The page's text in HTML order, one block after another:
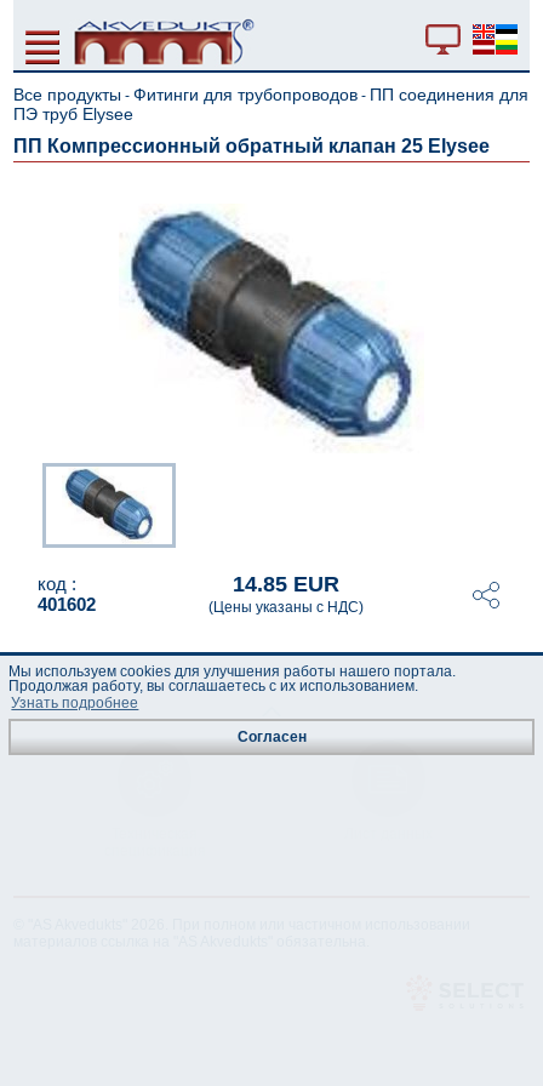
Все продукты -Фитинги для трубопроводов - ПП соединения для
ПЭ труб Elysee
ПП Компрессионный oбратный клапан 25 Elysee
код :
401602
14.85 EUR
(Цены указаны с НДС)
Мы используем cookies для улучшения работы нашего портала.
Продолжая работу, вы соглашаетесь с их использованием.
Узнать подробнее
Согласен